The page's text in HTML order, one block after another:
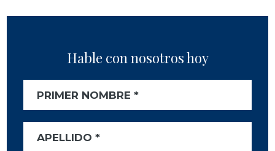
Hable con nosotros hoy